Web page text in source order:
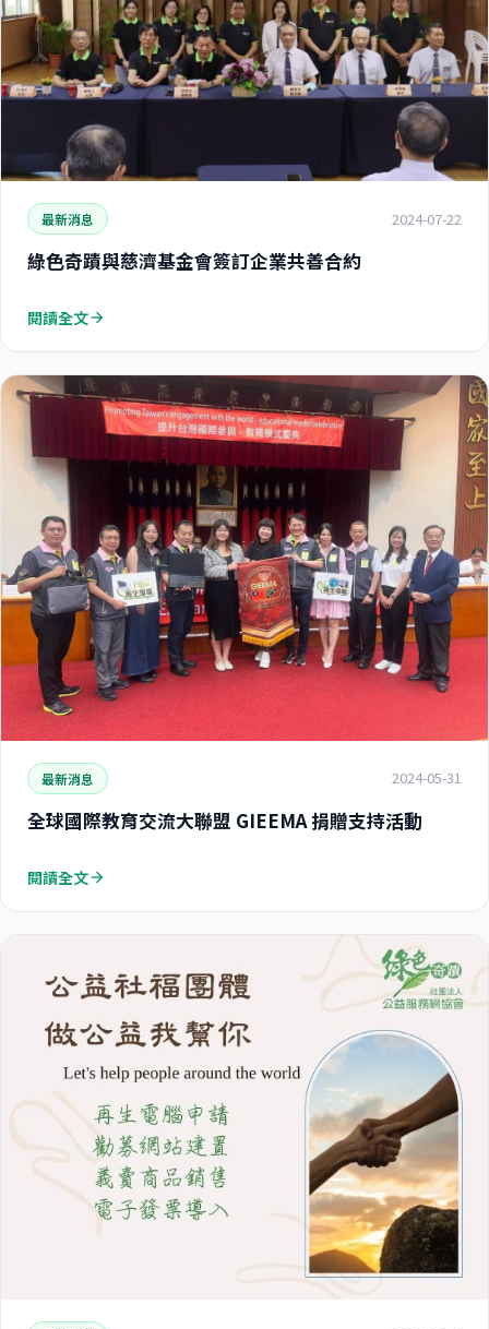
最新消息 2024-07-22
綠色奇蹟與慈濟基金會簽訂企業共善合約
閱讀全文arrow_forward
最新消息 2024-05-31
全球國際教育交流大聯盟 GIEEMA 捐贈支持活動
閱讀全文arrow_forward